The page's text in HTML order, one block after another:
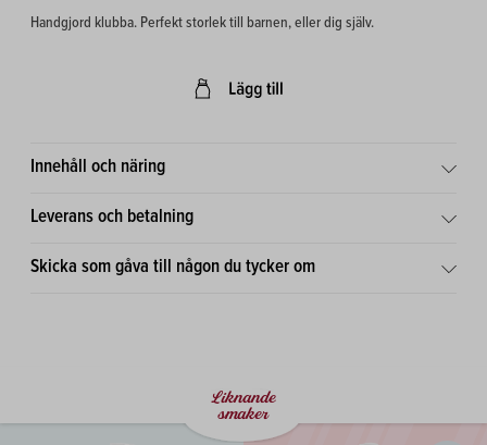
Handgjord klubba. Perfekt storlek till barnen, eller dig själv.
Innehåll och näring
Leverans och betalning
Skicka som gåva till någon du tycker om
Liknande
smaker